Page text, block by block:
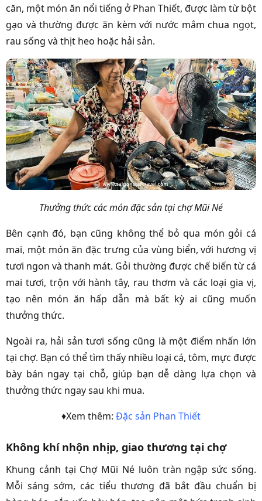
căn, một món ăn nổi tiếng ở Phan Thiết, được làm từ bột
gạo và thường được ăn kèm với nước mắm chua ngọt,
rau sống và thịt heo hoặc hải sản.
Thưởng thức các món đặc sản tại chợ Mũi Né
Bên cạnh đó, bạn cũng không thể bỏ qua món gỏi cá
mai, một món ăn đặc trưng của vùng biển, với hương vị
tươi ngon và thanh mát. Gỏi thường được chế biến từ cá
mai tươi, trộn với hành tây, rau thơm và các loại gia vị,
tạo nên món ăn hấp dẫn mà bất kỳ ai cũng muốn
thưởng thức.
Ngoài ra, hải sản tươi sống cũng là một điểm nhấn lớn
tại chợ. Bạn có thể tìm thấy nhiều loại cá, tôm, mực được
bày bán ngay tại chỗ, giúp bạn dễ dàng lựa chọn và
thưởng thức ngay sau khi mua.
♦Xem thêm: Đặc sản Phan Thiết
Không khí nhộn nhịp, giao thương tại chợ
Khung cảnh tại Chợ Mũi Né luôn tràn ngập sức sống.
Mỗi sáng sớm, các tiểu thương đã bắt đầu chuẩn bị